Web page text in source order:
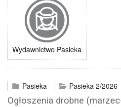
Wydawnictwo Pasieka
Pasieka Pasieka 2/2026
Ogłoszenia drobne